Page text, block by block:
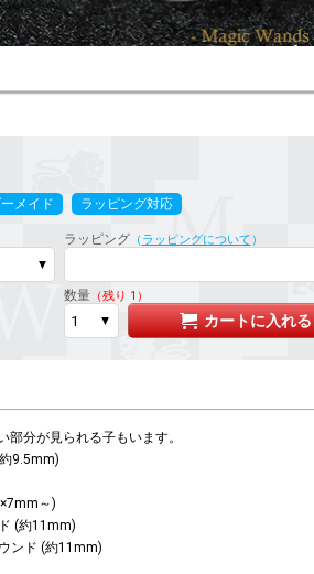
メイド ラッピング対応
ラッピング（ ラッピングについて ）
数量（残り 1）
カートに入れる
分が見られる子もいます。
9.5mm)
～)
(約11mm)
ンド (約11mm)